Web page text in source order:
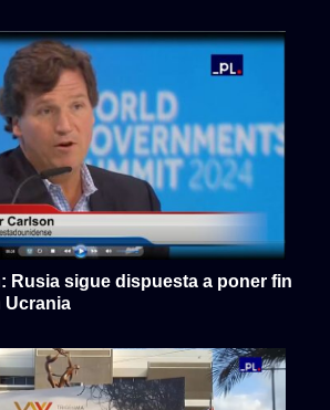
Rusia sigue dispuesta a poner fin
Ucrania